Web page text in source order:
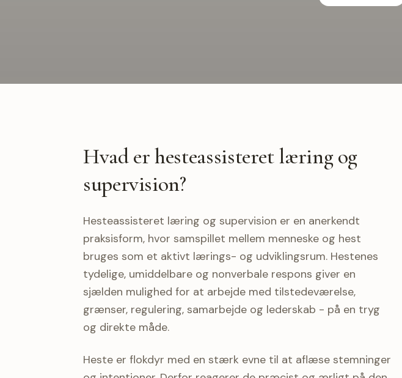
Hvad er hesteassisteret læring og
supervision?
Hesteassisteret læring og supervision er en anerkendt
praksisform, hvor samspillet mellem menneske og hest
bruges som et aktivt lærings- og udviklingsrum. Hestenes
tydelige, umiddelbare og nonverbale respons giver en
sjælden mulighed for at arbejde med tilstedeværelse,
grænser, regulering, samarbejde og lederskab - på en tryg
og direkte måde.
Heste er flokdyr med en stærk evne til at aflæse stemninger